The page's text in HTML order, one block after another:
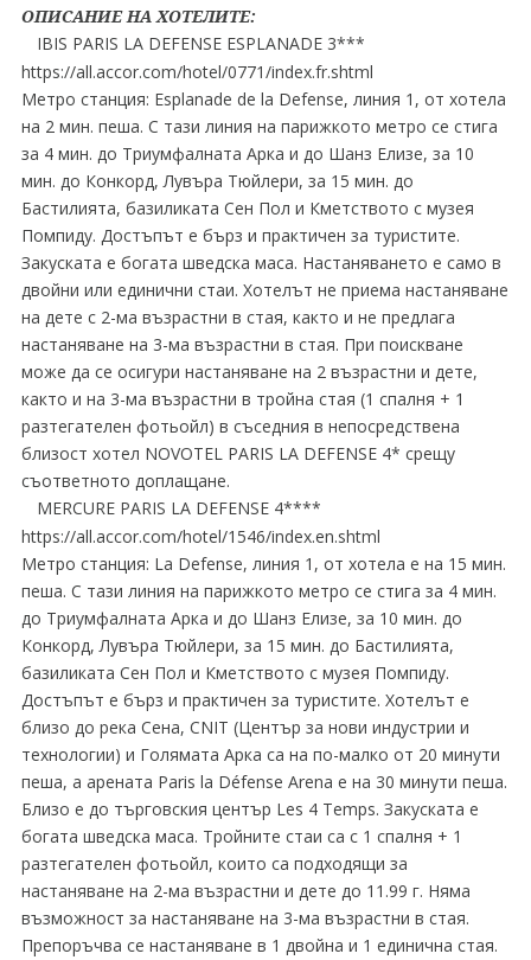
ОПИСАНИЕ НА ХОТЕЛИТЕ:
IBIS PARIS LA DEFENSE ESPLANADE 3***
https://all.accor.com/hotel/0771/index.fr.shtml
Метро станция: Esplanade de la Defense, линия 1, от хотела
на 2 мин. пеша. С тази линия на парижкото метро се стига
за 4 мин. до Триумфалната Арка и до Шанз Елизе, за 10
мин. до Конкорд, Лувъра Тюйлери, за 15 мин. до
Бастилията, базиликата Сен Пол и Кметството с музея
Помпиду. Достъпът е бърз и практичен за туристите.
Закуската е богата шведска маса. Настаняването е само в
двойни или единични стаи. Хотелът не приема настаняване
на дете с 2-ма възрастни в стая, както и не предлага
настаняване на 3-ма възрастни в стая. При поискване
може да се осигури настаняване на 2 възрастни и дете,
както и на 3-ма възрастни в тройна стая (1 спалня + 1
разтегателен фотьойл) в съседния в непосредствена
близост хотел NOVOTEL PARIS LA DEFENSE 4* срещу
съответното доплащане.
MERCURE PARIS LA DEFENSE 4****
https://all.accor.com/hotel/1546/index.en.shtml
Метро станция: La Defense, линия 1, от хотела е на 15 мин.
пеша. С тази линия на парижкото метро се стига за 4 мин.
до Триумфалната Арка и до Шанз Елизе, за 10 мин. до
Конкорд, Лувъра Тюйлери, за 15 мин. до Бастилията,
базиликата Сен Пол и Кметството с музея Помпиду.
Достъпът е бърз и практичен за туристите. Хотелът е
близо до река Сена, CNIT (Център за нови индустрии и
технологии) и Голямата Арка са на по-малко от 20 минути
пеша, а арената Paris la Défense Arena е на 30 минути пеша.
Близо е до търговския център Les 4 Temps. Закуската е
богата шведска маса. Тройните стаи са с 1 спалня + 1
разтегателен фотьойл, които са подходящи за
настаняване на 2-ма възрастни и дете до 11.99 г. Няма
възможност за настаняване на 3-ма възрастни в стая.
Препоръчва се настаняване в 1 двойна и 1 единична стая.